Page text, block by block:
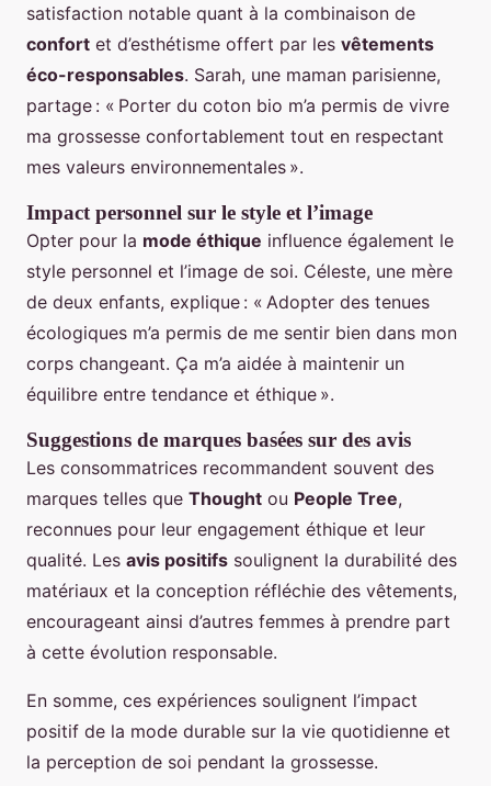
satisfaction notable quant à la combinaison de
confort et d’esthétisme offert par les vêtements
éco-responsables. Sarah, une maman parisienne,
partage : « Porter du coton bio m’a permis de vivre
ma grossesse confortablement tout en respectant
mes valeurs environnementales ».
Impact personnel sur le style et l’image
Opter pour la mode éthique influence également le
style personnel et l’image de soi. Céleste, une mère
de deux enfants, explique : « Adopter des tenues
écologiques m’a permis de me sentir bien dans mon
corps changeant. Ça m’a aidée à maintenir un
équilibre entre tendance et éthique ».
Suggestions de marques basées sur des avis
Les consommatrices recommandent souvent des
marques telles que Thought ou People Tree,
reconnues pour leur engagement éthique et leur
qualité. Les avis positifs soulignent la durabilité des
matériaux et la conception réfléchie des vêtements,
encourageant ainsi d’autres femmes à prendre part
à cette évolution responsable.
En somme, ces expériences soulignent l’impact
positif de la mode durable sur la vie quotidienne et
la perception de soi pendant la grossesse.